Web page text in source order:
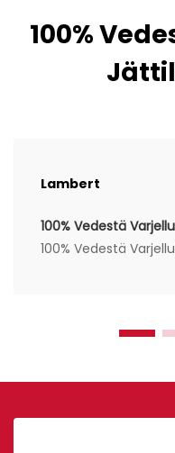
100%
Lambert
100% Vedestä
100% Vedestä